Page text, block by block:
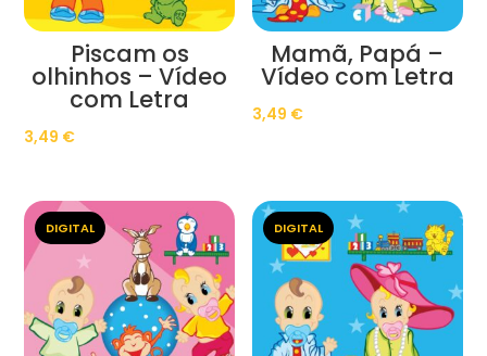
Piscam os
olhinhos – Vídeo
com Letra
3,49 €
Mamã, Papá –
Vídeo com Letra
3,49 €
DIGITAL DIGITAL